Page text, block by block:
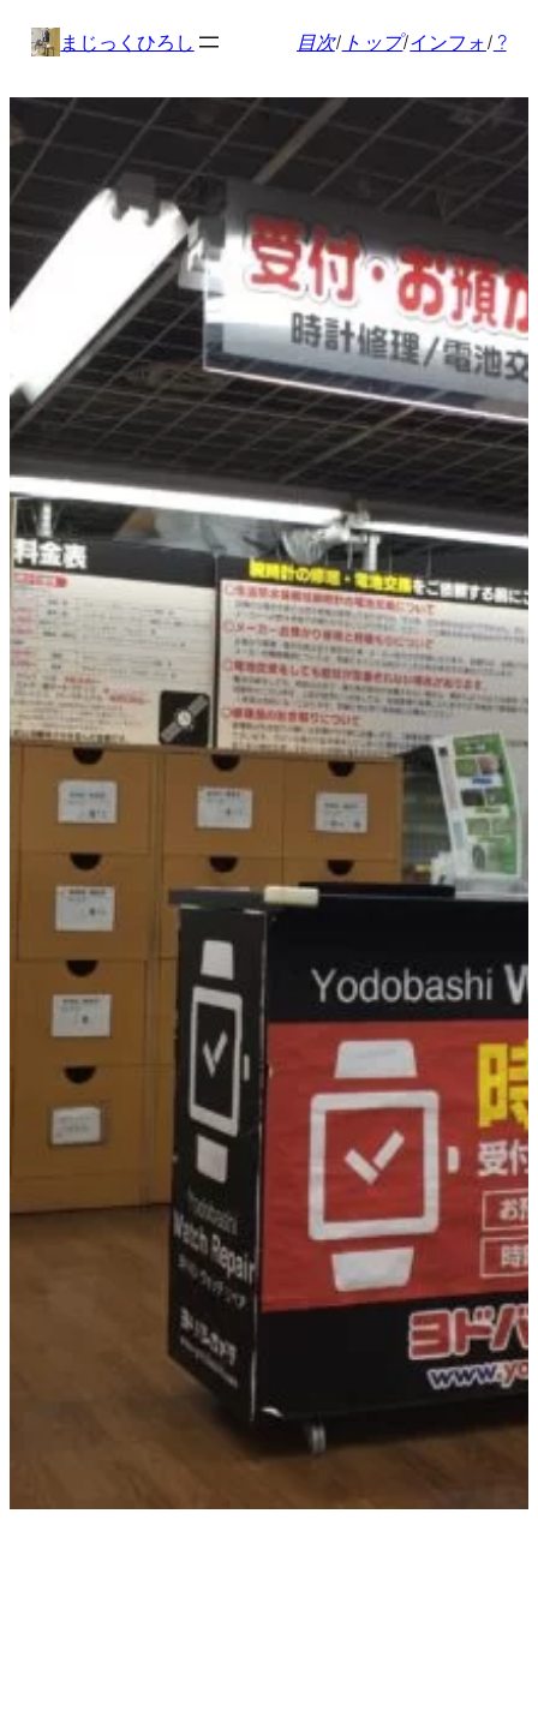
キ
ッ
プ
まじっくひろし 目次/ トップ/インフォ/ ?